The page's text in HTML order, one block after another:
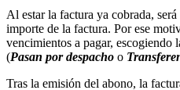
Al estar la factura ya cobrada,
importe de la factura. Por ese
vencimientos a pagar, escogiendo
(Pasan por despacho o
Tras la emisión del abono, la